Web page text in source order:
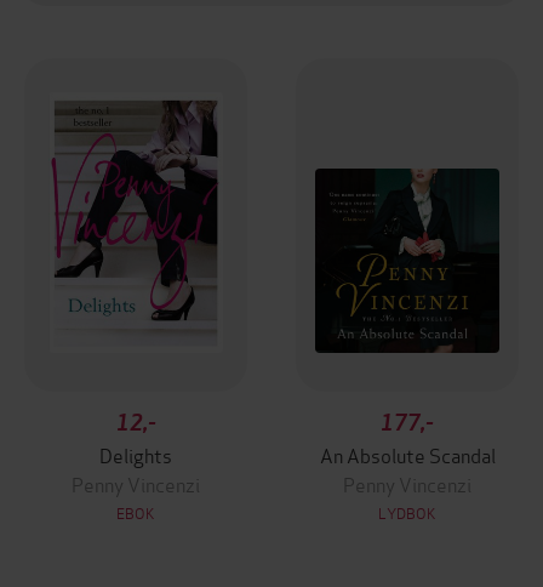
12,-
Delights
Penny Vincenzi
EBOK
177,-
An Absolute Scandal
Penny Vincenzi
LYDBOK